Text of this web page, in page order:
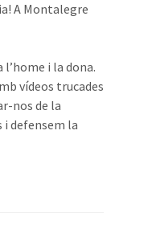
A Montalegre
i la dona.
vídeos trucades
nos de la
i defensem la